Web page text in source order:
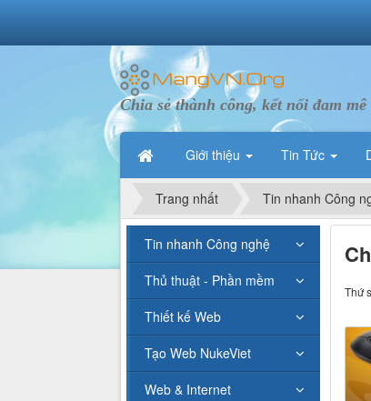
Chia sẻ thành công, kết nối đam mê
Giới thiệu Tin Tức
Trang nhất Tin nhanh Công
Thứ
Tin nhanh Công nghệ
Thủ thuật - Phần mềm
Thiết kế Web
Tạo Web NukeViet
Web & Internet